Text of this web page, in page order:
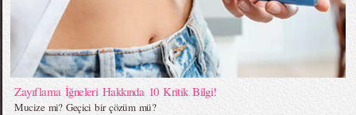
Zayıflama İğneleri Hakkında 10 Kritik Bilgi!
Mucize mi? Geçici bir çözüm mü?